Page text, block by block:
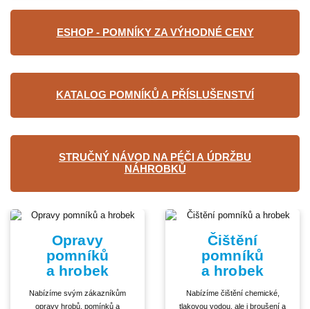
ESHOP - POMNÍKY ZA VÝHODNÉ CENY
KATALOG POMNÍKŮ A PŘÍSLUŠENSTVÍ
STRUČNÝ NÁVOD NA PÉČI A ÚDRŽBU
NÁHROBKŮ
Opravy
pomníků
a hrobek
Nabízíme svým zákazníkům
opravy hrobů, pomínků a
Čištění
pomníků
a hrobek
Nabízíme čištění chemické,
tlakovou vodou, ale i broušení a